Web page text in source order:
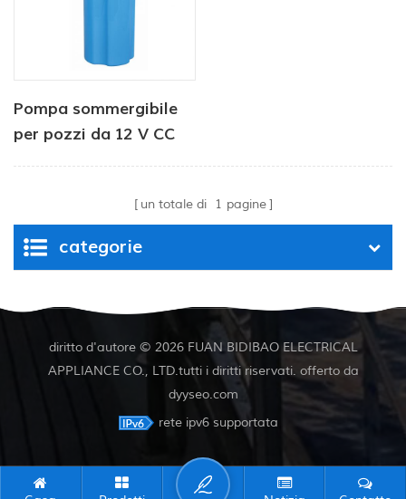
Pompa sommergibile
per pozzi da 12 V CC
un totale di 1 pagine
categorie
diritto d'autore © 2026 FUAN BIDIBAO ELECTRICAL
APPLIANCE CO., LTD.tutti i diritti riservati. offerto da
dyyseo.com
rete ipv6 supportata